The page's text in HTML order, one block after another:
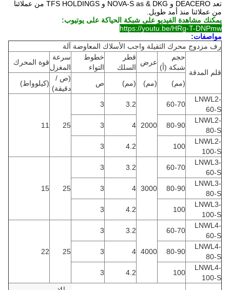
تعد DEACERO و NOVA-S as & DKG و TFS HOLDINGS من عملائنا
من عملائنا منذ أمد طويل.
يمكنك مشاهدة الفيديو على شبكة الحياكة على يوتيوب:
https://youtu.be/HRg-T-DNPmw
مواصفات:
رف مزدوج محرك الثقيلة واجب الأسلاك المعاوضة آلة
قلم المدقة
حجم
شبكة (أ)
عرض
قطر
السلك
خطوط
التواء
سرعة
المغزل
قوة المحرك
(مم) (مم) (مم) ص
(ص /
دقيقة)
(كيلوواط)
LNWL2-
60-S
60-70
2000
3.2
25
11
LNWL2-
80-S
80-90
4
LNWL2-
100-S
100
4.2
LNWL3-
60-S
60-70
3000
3.2
25
15
LNWL3-
80-S
80-90
4
LNWL3-
100-S
100
4.2
LNWL4-
60-S
60-70
4000
3.2
25
22
LNWL4-
80-S
80-90
4
LNWL4-
100-S
100
4.2